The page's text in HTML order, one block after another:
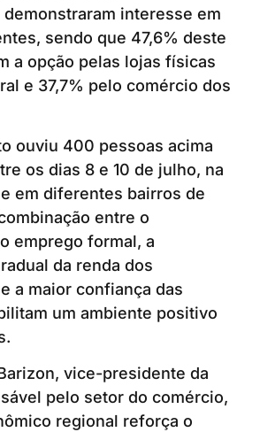
interesse em
sendo que 47,6% deste
a opção pelas lojas físicas
e 37,7% pelo comércio dos
ouviu 400 pessoas acima
os dias 8 e 10 de julho, na
em diferentes bairros de
entre o
emprego formal, a
da renda dos
a maior confiança das
um ambiente positivo
vice-presidente da
pelo setor do comércio,
regional reforça o